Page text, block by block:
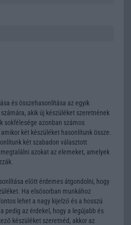
és összehasonlítása az egyik
akik új készüléket szeretnének
sokfélesége azonban számos
két készüléket hasonlítunk össze.
két szabadon választott
azokat az elemeket, amelyek
előtt érdemes átgondolni, hogy
Ha elsősorban munkához
lehet a nagy kijelző és a hosszú
pedig az érdekel, hogy a legújabb és
készüléket szeretnéd, akkor az